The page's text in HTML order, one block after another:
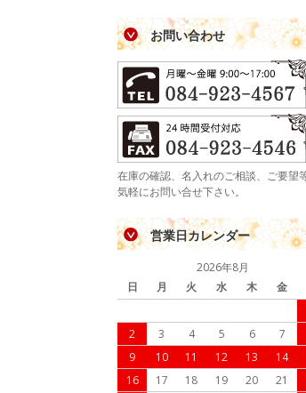
お問い合わせ
在庫の確認、名入れのご相談、ご要望
気軽にお問い合せ下さい。
営業日カレンダー
2026年8月
日
月 火 水 木 金
2
3 4 5 6 7
9
10 11 12 13 14
16
17 18 19 20 21